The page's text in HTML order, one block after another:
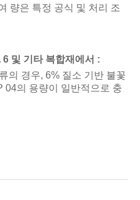
량은 특정 공식 및 처리 조
및 기타 복합재에서 :
의 경우, 6% 질소 기반 불꽃
04의 용량이 일반적으로 충